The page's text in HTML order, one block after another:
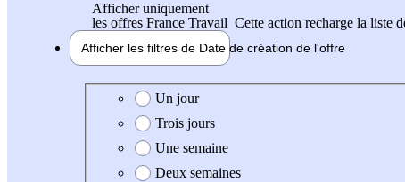
Afficher uniquement
les offres France Travail Cette action recharge la liste
Afficher les filtres de Date de création de l'offre
Date de création de l'offre
Un jour
Trois jours
Une semaine
Deux semaines